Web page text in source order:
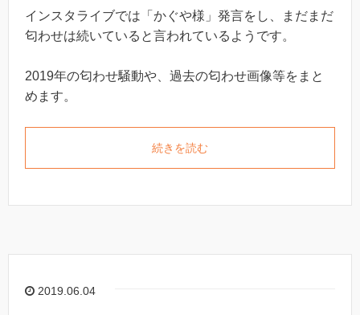
インスタライブでは「かぐや様」発言をし、まだまだ
匂わせは続いていると言われているようです。
2019年の匂わせ騒動や、過去の匂わせ画像等をまと
めます。
続きを読む
2019.06.04